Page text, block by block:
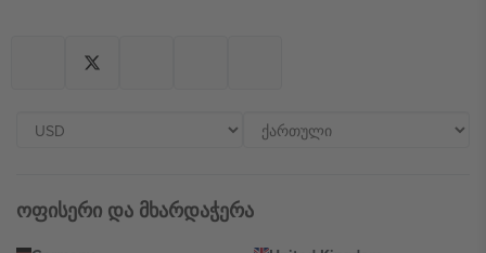
ოფისერი და მხარდაჭერა